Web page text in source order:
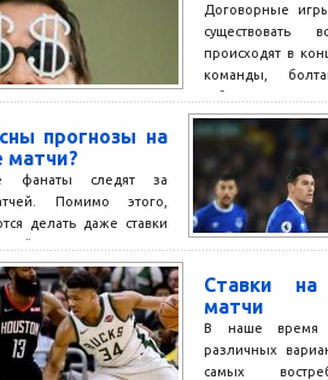
Договорные
происходят в
команды,
таблице,...
прогнозы на
матчи?
фанаты следят за
Помимо этого,
делать даже ставки
выигрывая, таким
Ставки на
матчи
В наше время
различных
самых